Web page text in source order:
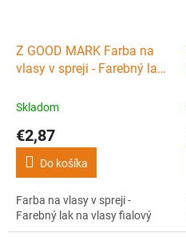
Z GOOD MARK Farba na
vlasy v spreji - Farebný lak
Skladom
€2,87
Do košíka
Farba na vlasy v spreji -
Farebný lak na vlasy fialový